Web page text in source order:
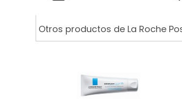
Otros productos de La Roche